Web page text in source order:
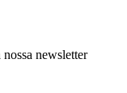
newsletter